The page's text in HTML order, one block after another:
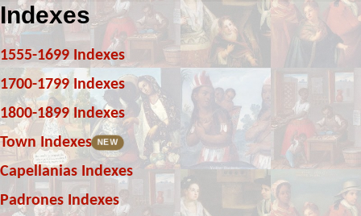
Indexes
1555-1699 Indexes
1700-1799 Indexes
1800-1899 Indexes
Town Indexes
NEW
Capellanias Indexes
Padrones Indexes